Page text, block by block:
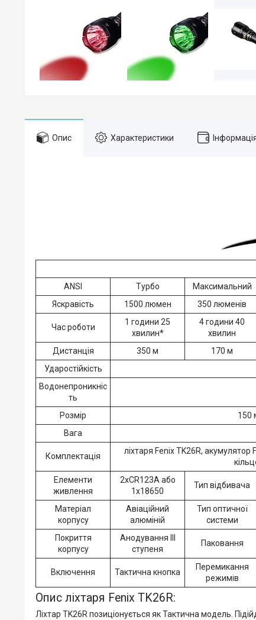
Опис Характеристики
ANSI
Турбо Максимальний
Яскравість
1500 люмен 350 люменів
Час роботи
1 години 25
хвилин*
4 години 40
хвилин
Дистанція
350 м 170 м
Ударостійкість
Водонепроникніс
ть
Розмір
150
Вага
Комплектація
ліхтаря Fenix TK26R,
Елементи
живлення
2xCR123A або
1x18650
Тип відбивача
Матеріал
корпусу
Авіаційний
алюміній
Тип оптичної
системи
Покриття
корпусу
Анодування III
ступеня
Паковання
Включення Тактична кнопка
Перемикання
режимів
Опис ліхтаря Fenix TK26R:
Ліхтар TK26R позиціонується як Тактична модель.